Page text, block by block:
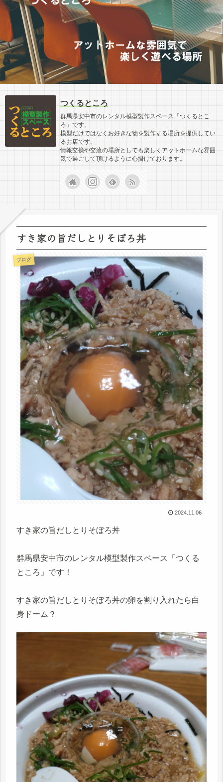
つくるところ
群馬県安中市のレンタル模型製作スペース「つくるとこ
ろ」です。
模型だけではなくお好きな物を製作する場所を提供してい
るお店です。
情報交換や交流の場所としても楽しくアットホームな雰囲
気で過ごして頂けるように心掛けております。
すき家の旨だしとりそぼろ丼
ブログ
2024.11.06
すき家の旨だしとりそぼろ丼
群馬県安中市のレンタル模型製作スペース「つくる
ところ」です！
すき家の旨だしとりそぼろ丼の卵を割り入れたら白
身ドーム？